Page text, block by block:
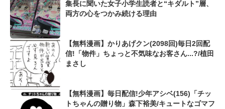
集長に聞いた女子小学生読者と“キダルト”層、
両方の心をつかみ続ける理由
【無料漫画】かりあげクン(2098回)毎日2回配
信!「物件」ちょっと不気味なお客さん...?/植田
まさし
【無料漫画】毎日配信!少年アシベ(156)「チッ
トちゃんの贈り物」森下裕美/キュートなゴマフ